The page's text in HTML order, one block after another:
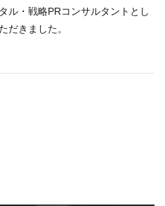
ル・戦略PRコンサルタントとし
だきました。